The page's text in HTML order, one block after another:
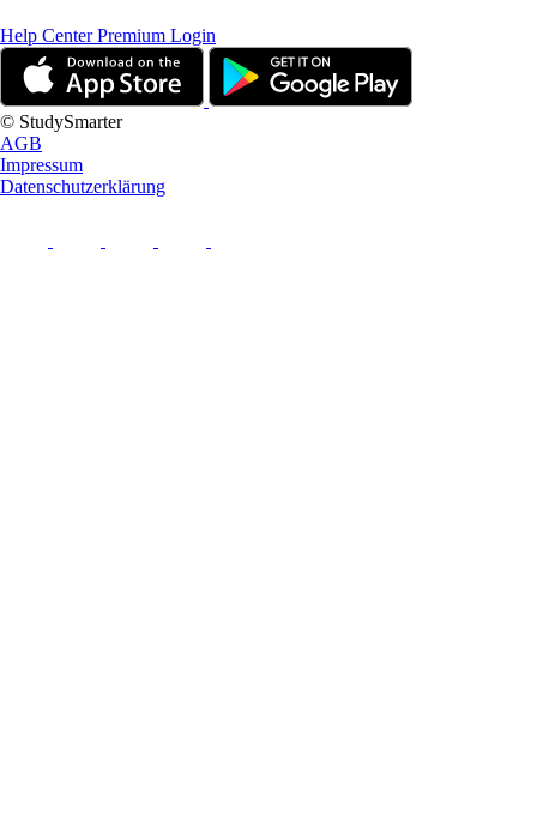
Help CenterPremium Login
© StudySmarter
AGB
Impressum
Datenschutzerklärung